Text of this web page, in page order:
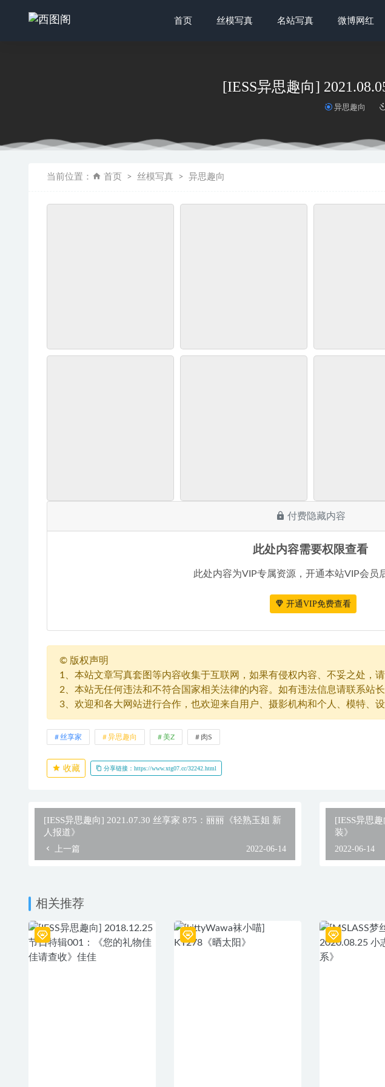
首页 丝模写真 名站写真 微博网红
[IESS异思趣向]
异思趣向
当前位置： 首页 丝模写真 异思趣向
付费隐藏内容
此处内容需要权限查看
此处内容为VIP专属资源，开通本站VIP会员
开通VIP免费查看
© 版权声明
1、本站文章写真套图等内容收集于互联网，如果有侵权内容、不妥之处，
2、本站无任何违法和不符合国家相关法律的内容。如有违法信息请联系站
3、欢迎和各大网站进行合作，也欢迎来自用户、摄影机构和个人、模特、
丝享家 异思趣向 美Z 肉S
收藏 分享链接：https://www.xtg07.cc/32242.html
[IESS异思趣向] 2021.07.30 丝享家 875：丽丽《轻熟玉姐 新
人报道》
上一篇 2022-06-14
[IESS异思
装》
2022-06-14
相关推荐
[Ugirls爱油物] 2023.05.31 NO.2585